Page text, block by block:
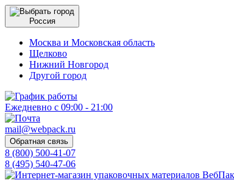
Россия
Москва и Московская область
Щелково
Нижний Новгород
Другой город
Ежедневно с 09:00 - 21:00
mail@webpack.ru
Обратная связь
8 (800) 500-41-07
8 (495) 540-47-06